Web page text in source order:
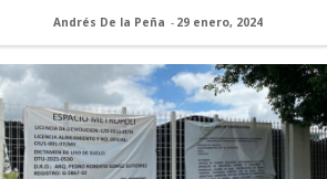
Andrés De la Peña - 29 enero, 2024